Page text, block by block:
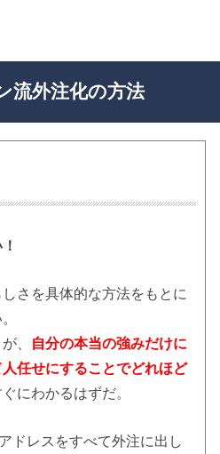
流外注化の方法
さを具体的な方法をもとに
、 自分の本当の強みだけに
任せにすることでどれほど
にわかるはずだ。
ドレスをすべて外注に出し